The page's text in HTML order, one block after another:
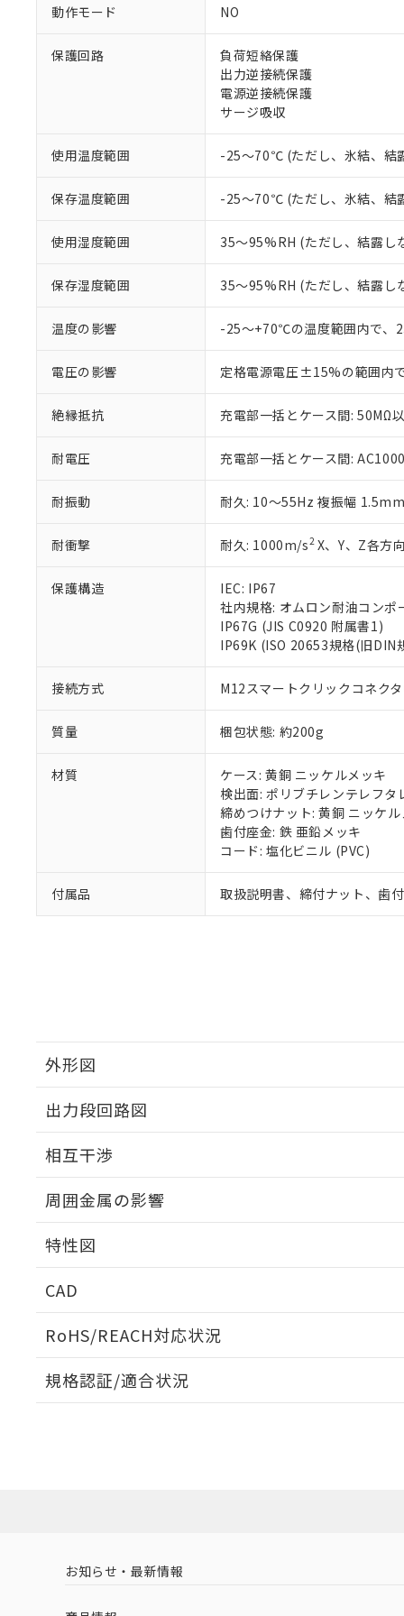
動作モード NO
保護回路
負荷短絡保護
出力逆接続保護
電源逆接続保護
サージ吸収
使用温度範囲 -25～70℃ (ただし、氷結、結
保存温度範囲 -25～70℃ (ただし、氷結、結
使用湿度範囲 35～95%RH (ただし、結露し
保存湿度範囲 35～95%RH (ただし、結露し
温度の影響 -25～+70℃の温度範囲内で
電圧の影響 定格電源電圧±15%の範囲内
絶縁抵抗 充電部一括とケース間: 50MΩ
耐電圧 充電部一括とケース間:
耐振動 耐久: 10～55Hz 複振幅
耐衝撃 耐久: 1000m/s2X、Y、Z各方
保護構造
IEC: IP67
社内規格: オムロン耐油コンポ
IP67G (JIS C0920 附属書1)
IP69K (ISO 20653規格(旧DIN
接続方式 M12スマートクリックコネク
質量 梱包状態: 約200g
材質
ケース: 黄銅 ニッケルメッキ
検出面: ポリブチレンテレフタ
締めつけナット: 黄銅 ニッケル
歯付座金: 鉄 亜鉛メッキ
コード: 塩化ビニル (PVC)
付属品 取扱説明書、締付ナット、歯
外形図
出力段回路図
相互干渉
周囲金属の影響
特性図
CAD
RoHS/REACH対応状況
EU RoHS 注意事項・凡例
中国 RoHS 注意事項・凡例
規格認証/適合状況
（イギリス
（ノルウェー
ご利用条件
以下の条件をお読
くものです。
当社制御機
のであり、
い。
当社販売員に
オムロン制
在庫状況お
す。
マイパーツ
が、当社の
さい。
※当社の共同
いる法人を
非該当品：ライセ
仕入先様の事情に
があります。
フタル酸ビス(2-エチル
但し、RoHS指令で産
フタル酸エステル類の
※2 対応予定月
部品在庫の切り替
※3 非含有証明
EU RoHS指令（
51物質の非含有証
※本証明書は発行
また、RoHS指令
混在することか
既に当社にて対
り割愛しておりま
※1 中国
「○」：最大均質
*中国RoHS10物質の基
Pb(鉛) :1000ppm、
Cr(Ⅵ)(六価クロム) :
DBP(フタル酸ジブチル
DEHP(フタル酸ビス(2-
「ｅ」：有害物質
「10」：通常の使
味します。
「－」：未確認で
う）を輸出
などの必要
当社は規制
ます。
当社は貴社
当社は、貴
また当社は
たしません。
号
○ 一定数
△ 一定数
－
在庫な
機器販
空
白
受注生
お知らせ・最新情報